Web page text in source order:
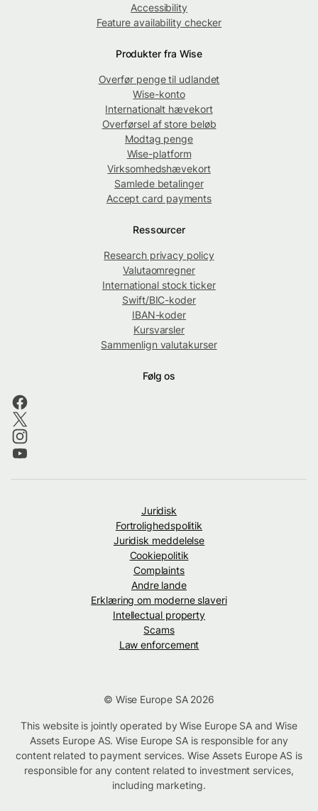
Accessibility
Feature availability checker
Produkter fra Wise
Overfør penge til udlandet
Wise-konto
Internationalt hævekort
Overførsel af store beløb
Modtag penge
Wise-platform
Virksomhedshævekort
Samlede betalinger
Accept card payments
Ressourcer
Research privacy policy
Valutaomregner
International stock ticker
Swift/BIC-koder
IBAN-koder
Kursvarsler
Sammenlign valutakurser
Følg os
Juridisk
Fortrolighedspolitik
Juridisk meddelelse
Cookiepolitik
Complaints
Andre lande
Erklæring om moderne slaveri
Intellectual property
Scams
Law enforcement
© Wise Europe SA 2026
This website is jointly operated by Wise Europe SA and Wise
Assets Europe AS. Wise Europe SA is responsible for any
content related to payment services. Wise Assets Europe AS is
responsible for any content related to investment services,
including marketing.